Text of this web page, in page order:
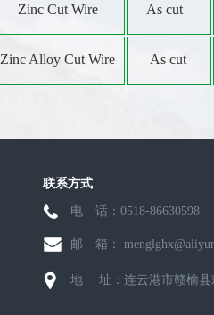
Zinc Cut Wire As cut
Zinc Alloy Cut Wire As cut
联系方式
电 话：0518-
邮 箱：
地 址：连云港市赣榆县